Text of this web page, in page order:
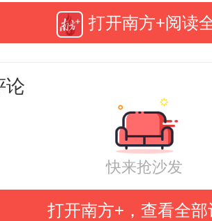
打开南方+阅读
论
快来抢沙发
打开南方+，查看全部